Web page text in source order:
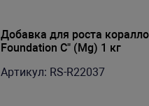
Добавка для роста
Foundation C" (Mg) 1 кг
Артикул: RS-R22037